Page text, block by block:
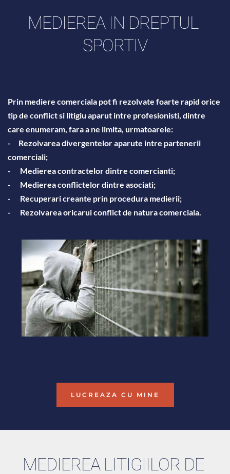
MEDIEREA IN DREPTUL
SPORTIV
Prin mediere comerciala pot fi rezolvate foarte rapid orice
tip de conflict si litigiu aparut intre profesionisti, dintre
care enumeram, fara a ne limita, urmatoarele:
-     Rezolvarea divergentelor aparute intre partenerii
comerciali;
-	Medierea contractelor dintre comercianti;
-	Medierea conflictelor dintre asociati;
-	Recuperari creante prin procedura medierii;
-	Rezolvarea oricarui conflict de natura comerciala.
LUCREAZA CU MINE
MEDIEREA LITIGIILOR DE